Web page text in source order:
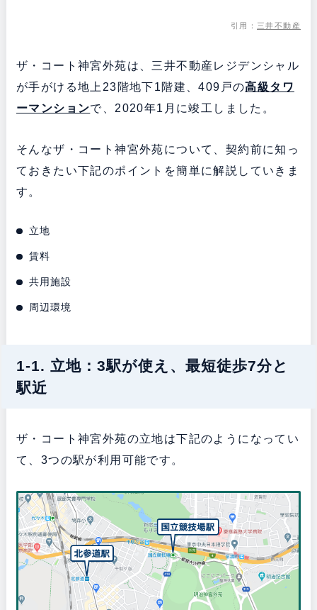
引用： 三井不動産
ザ・コート神宮外苑は、三井不動産レジデンシャル
が手がける地上23階地下1階建、409戸の高級タワ
ーマンションで、2020年1月に竣工しました。
そんなザ・コート神宮外苑について、契約前に知っ
ておきたい下記のポイントを簡単に解説していきま
す。
立地
賃料
共用施設
周辺環境
1-1. 立地：3駅が使え、最短徒歩7分と
駅近
ザ・コート神宮外苑の立地は下記のようになってい
て、3つの駅が利用可能です。